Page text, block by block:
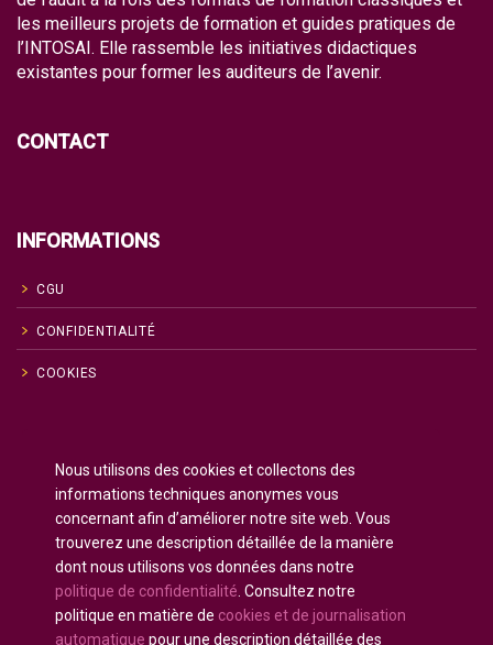
les meilleurs projets de formation et guides pratiques de
l’INTOSAI. Elle rassemble les initiatives didactiques
existantes pour former les auditeurs de l’avenir.
CONTACT
INFORMATIONS
CGU
CONFIDENTIALITÉ
COOKIES
Русский
(Russe
Español(Espagnol )
Français
العربية(Arabe)
Português(Portugais - du Portugal)
Nous utilisons des cookies et collectons des
informations techniques anonymes vous
concernant afin d’améliorer notre site web. Vous
trouverez une description détaillée de la manière
dont nous utilisons vos données dans notre
politique de confidentialité . Consultez notre
politique en matière de cookies et de journalisation
automatique pour une description détaillée des